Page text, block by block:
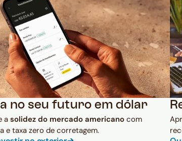
no seu futuro em dólar
asolidez do mercado americanocom
e taxa zero de corretagem.